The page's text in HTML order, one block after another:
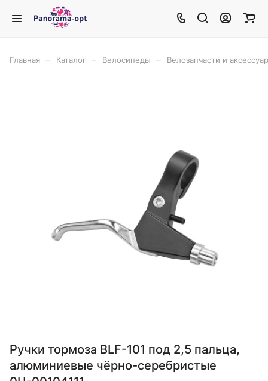
Главная Каталог Велосипеды Велозапчасти и
Ручки тормоза BLF-101 под 2,5 пальца,
алюминиевые чёрно-серебристые